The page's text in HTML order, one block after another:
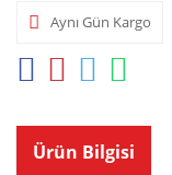
Aynı Gün Kargo
Ürün Bilgisi